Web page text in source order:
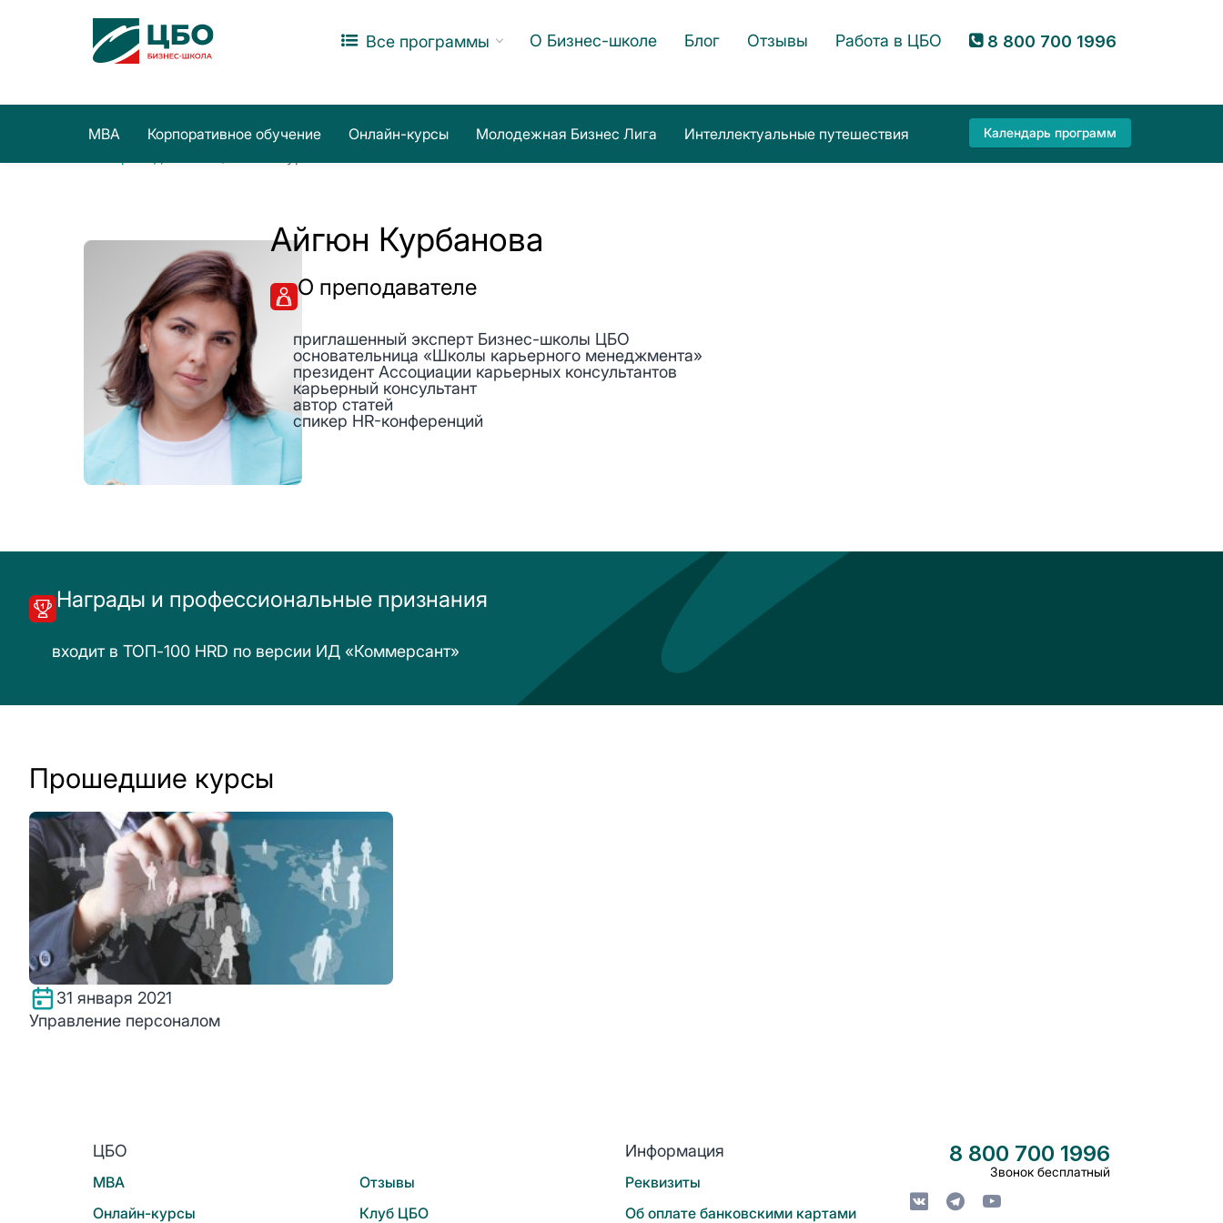
Все программы О Бизнес-школе Блог Отзывы Работа в ЦБО 8 800 700 1996
MBA Корпоративное обучение Онлайн-курсы Молодежная Бизнес Лига Интеллектуальные путешествия Календарь программ
Айгюн Курбанова
О преподавателе
приглашенный эксперт Бизнес-школы ЦБО
основательница «Школы карьерного менеджмента»
президент Ассоциации карьерных консультантов
карьерный консультант
автор статей
спикер HR-конференций
Награды и профессиональные признания
входит в ТОП-100 HRD по версии ИД «Коммерсант»
Прошедшие курсы
31 января 2021
Управление персоналом
ЦБО
MBA
Онлайн-курсы
Отзывы
Клуб ЦБО
Информация
Реквизиты
Об оплате банковскими картами
8 800 700 1996
Звонок бесплатный